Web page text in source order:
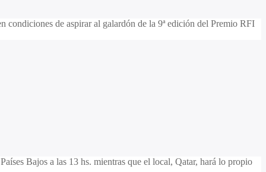
de aspirar al galardón de la 9ª edición del Premio RFI
Bajos a las 13 hs. mientras que el local, Qatar, hará lo propio